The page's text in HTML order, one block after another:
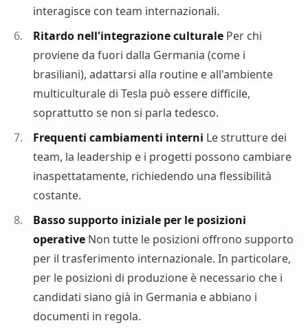
interagisce con team internazionali.
Ritardo nell'integrazione culturale Per chi
proviene da fuori dalla Germania (come i
brasiliani), adattarsi alla routine e all'ambiente
multiculturale di Tesla può essere difficile,
soprattutto se non si parla tedesco.
Frequenti cambiamenti interni Le strutture dei
team, la leadership e i progetti possono cambiare
inaspettatamente, richiedendo una flessibilità
costante.
Basso supporto iniziale per le posizioni
operative Non tutte le posizioni offrono supporto
per il trasferimento internazionale. In particolare,
per le posizioni di produzione è necessario che i
candidati siano già in Germania e abbiano i
documenti in regola.